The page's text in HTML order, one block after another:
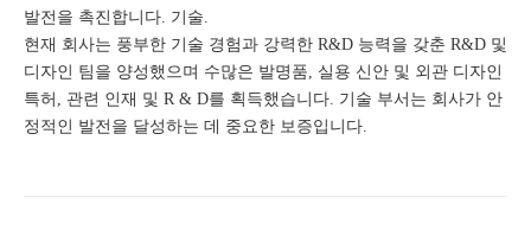
발전을 촉진합니다. 기술.
현재 회사는 풍부한 기술 경험과 ​​강력한 R&D 능력을 갖춘 R&D 및
디자인 팀을 양성했으며 수많은 발명품, 실용 신안 및 외관 디자인
특허, 관련 인재 및 R & D를 획득했습니다. 기술 부서는 회사가 안
정적인 발전을 달성하는 데 중요한 보증입니다.